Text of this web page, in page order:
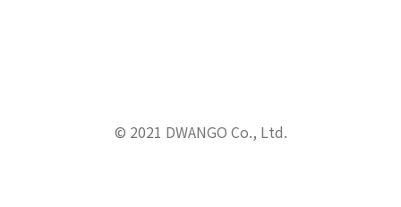
© 2021 DWANGO Co., Ltd.